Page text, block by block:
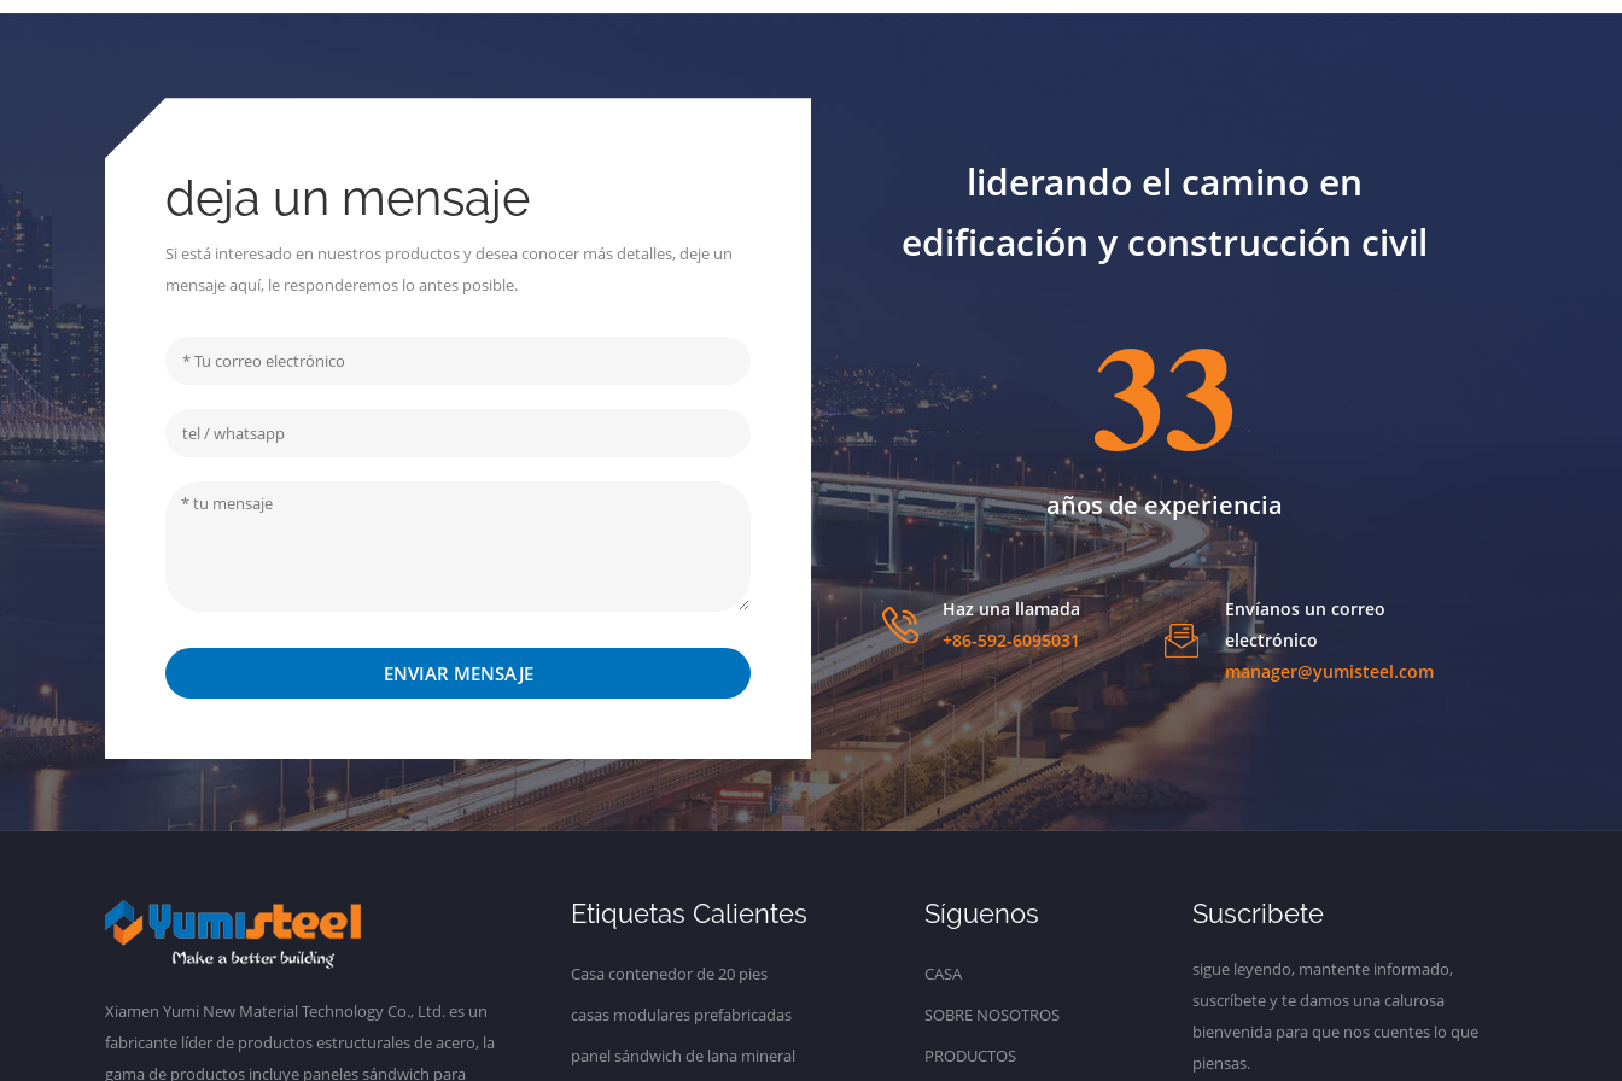
deja un mensaje
Si está interesado en nuestros productos y desea conocer más detalles, deje un
mensaje aquí, le responderemos lo antes posible.
ENVIAR MENSAJE
liderando el camino en
edificación y construcción civil
33
años de experiencia
Haz una llamada
+86-592-6095031
Envíanos un correo
electrónico
manager@yumisteel.com
Xiamen Yumi New Material Technology Co., Ltd. es un
fabricante líder de productos estructurales de acero, la
gama de productos incluye paneles sándwich para
Etiquetas Calientes
Casa contenedor de 20 pies
casas modulares prefabricadas
panel sándwich de lana mineral
Síguenos
CASA
SOBRE NOSOTROS
PRODUCTOS
Suscribete
sigue leyendo, mantente informado,
suscríbete y te damos una calurosa
bienvenida para que nos cuentes lo que
piensas.